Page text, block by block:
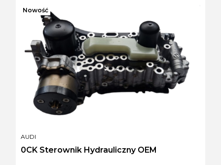
Nowość
0CK Sterownik Hydrauliczny OEM
PRODUCENT
AUDI